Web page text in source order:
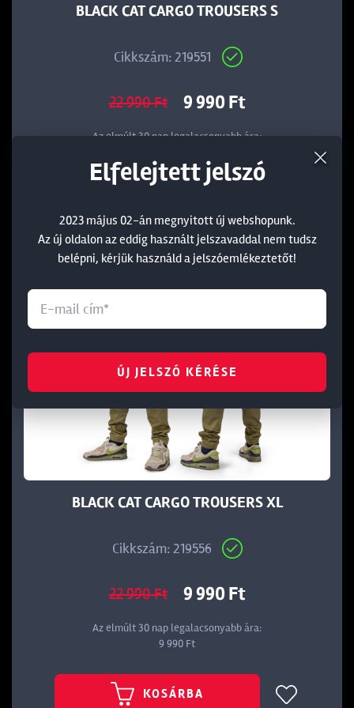
BLACK CAT CARGO TROUSERS S
Cikkszám: 219551
22 990 Ft 9 990 Ft
Az elmúlt 30 nap legalacsonyabb ára:
Outlet
BLACK CAT CARGO TROUSERS XL
Cikkszám: 219556
22 990 Ft 9 990 Ft
Az elmúlt 30 nap legalacsonyabb ára:
9 990 Ft
KOSÁRBA
Elfelejtett jelszó
2023 május 02-án megnyitott új webshopunk.
Az új oldalon az eddig használt jelszavaddal nem tudsz
belépni, kérjük használd a jelszóemlékeztetőt!
ÚJ JELSZÓ KÉRÉSE